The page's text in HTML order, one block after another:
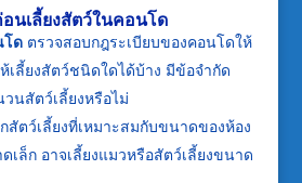
นเลี้ยงสัตว์ในคอนโด
โดตรวจสอบกฎระเบียบของคอนโดให้
เลี้ยงสัตว์ชนิดใดได้บ้าง มีข้อจำกัด
นสัตว์เลี้ยงหรือไม่
สัตว์เลี้ยงที่เหมาะสมกับขนาดของห้อง
เล็ก อาจเลี้ยงแมวหรือสัตว์เลี้ยงขนาด